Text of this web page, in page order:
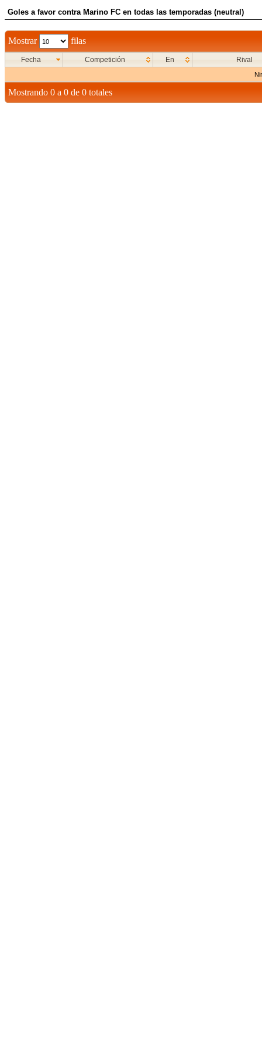
Goles a favor contra Marino FC en todas las temporadas (neutral)
Mostrar filas
Fecha Competición En Rival
Mostrando 0 a 0 de 0 totales